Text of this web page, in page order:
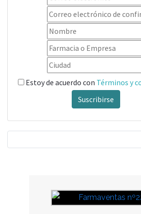
Estoy de acuerdo con Términos y
Suscribirse